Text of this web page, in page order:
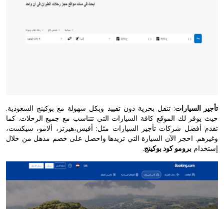
تأجير السيارات: تنقل بحرية دون تقييد وبكل سهولة مع بوكينج السعودية.
حيث يوفر لك الموقع كافة السيارات التي تتناسب مع جميع الرحلات. كما
تقدم أفضل شركات تأجير السيارات مثل: أفيس،هيرتز، ألامو، سيكست،
وغيرهم. احجز الآن السيارة التي تريدها واحصل على خصم مذهل من خلال
إستخدام برومو كود بوكينج.